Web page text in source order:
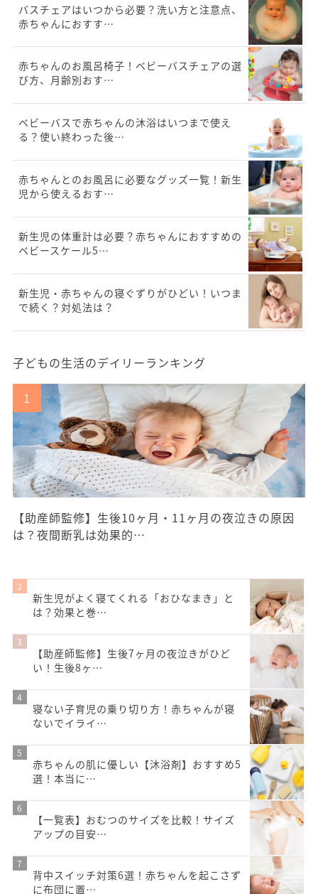
バスチェアはいつから必要？洗い方と注意点、
赤ちゃんにおすす…
赤ちゃんのお風呂椅子！ベビーバスチェアの選
び方、月齢別おす…
ベビーバスで赤ちゃんの沐浴はいつまで使え
る？使い終わった後…
赤ちゃんとのお風呂に必要なグッズ一覧！新生
児から使えるおす…
新生児の体重計は必要？赤ちゃんにおすすめの
ベビースケール5…
新生児・赤ちゃんの寝ぐずりがひどい！いつま
で続く？対処法は？
子どもの生活のデイリーランキング
【助産師監修】生後10ヶ月・11ヶ月の夜泣きの原因
は？夜間断乳は効果的…
新生児がよく寝てくれる「おひなまき」と
は？効果と巻…
【助産師監修】生後7ヶ月の夜泣きがひど
い！生後8ヶ…
寝ない子育児の乗り切り方！赤ちゃんが寝
ないでイライ…
赤ちゃんの肌に優しい【沐浴剤】おすすめ5
選！本当に…
【一覧表】おむつのサイズを比較！サイズ
アップの目安…
背中スイッチ対策6選！赤ちゃんを起こさず
に布団に置…